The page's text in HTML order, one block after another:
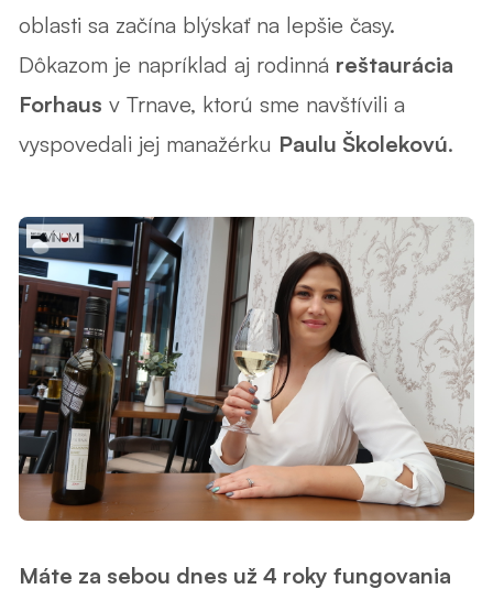
oblasti sa začína blýskať na lepšie časy.
Dôkazom je napríklad aj rodinná reštaurácia
Forhaus v Trnave, ktorú sme navštívili a
vyspovedali jej manažérku Paulu Školekovú.
Máte za sebou dnes už 4 roky fungovania